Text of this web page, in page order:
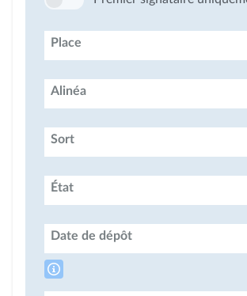
Place
Alinéa
Sort
État
Date de dépôt